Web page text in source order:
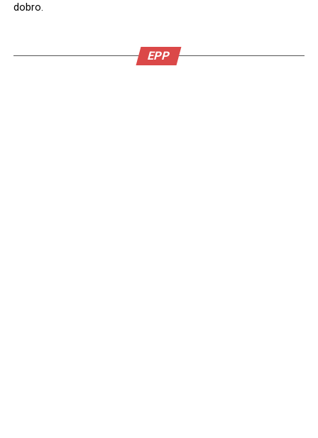
dobro.
EPP